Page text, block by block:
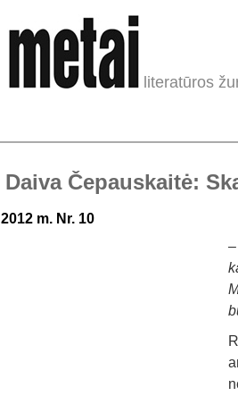
literatūros
Daiva Čepauskaitė:
2012 m. Nr. 10
–